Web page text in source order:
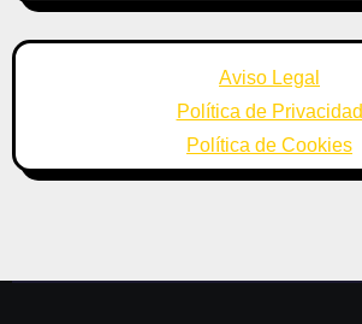
Aviso Legal
Política de Privacidad
Política de Cookies